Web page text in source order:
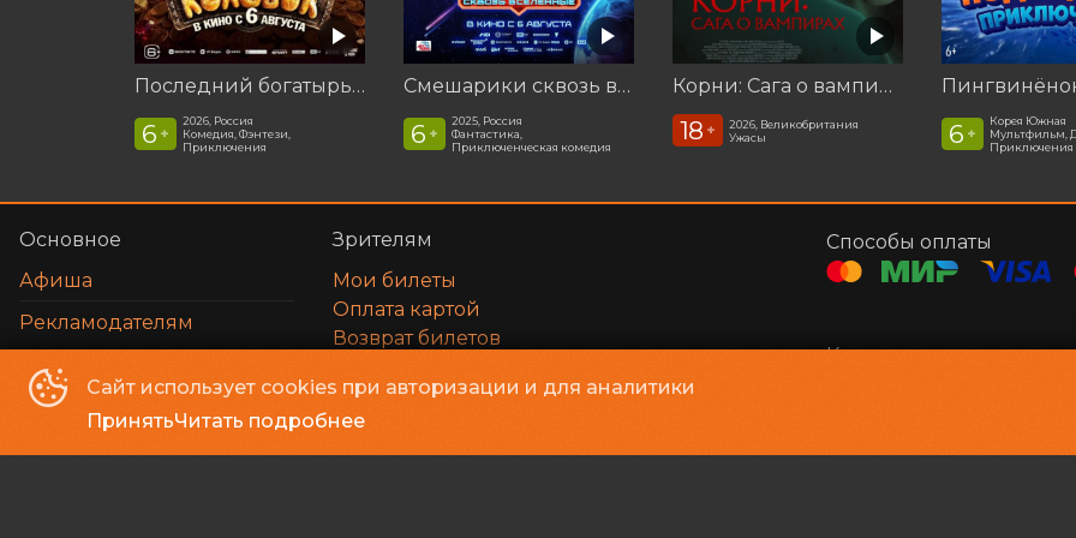
Последний богатырь. Колобок
6 +
2026, Россия
Комедия, Фэнтези,
Приключения
Смешарики сквозь вселенные
6 +
2025, Россия
Фантастика,
Приключенческая комедия
Корни: Сага о вампирах
18 +
2026, Великобритания
Ужасы
6 +
Корея Южная
Мультфильм,
Приключения
Сайт использует cookies при авторизации и для аналитики
ПринятьЧитать подробнее
Основное
Афиша
Рекламодателям
Зрителям
Мои билеты
Оплата картой
Возврат билетов
Способы оплаты
Контакты